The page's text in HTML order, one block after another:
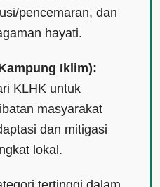
pencemaran, dan
hayati.
Iklim):
KLHK untuk
masyarakat
dan mitigasi
lokal.